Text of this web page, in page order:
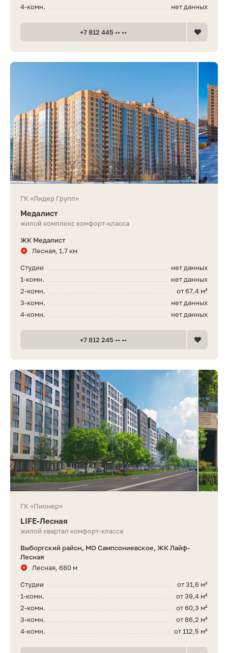
нет данных
4-комн.
+7 812 445 •• ••
ГК «Лидер Групп»
Медалист
жилой комплекс комфорт-класса
ЖК Медалист
Лесная, 1.7 км
нет данных
Студии
нет данных
1-комн.
от 67,4 м²
2-комн.
нет данных
3-комн.
нет данных
4-комн.
+7 812 245 •• ••
ГК «Пионер»
LIFE-Лесная
жилой квартал комфорт-класса
Выборгский район, МО Сампсониевское, ЖК Лайф-
Лесная
Лесная, 680 м
от 31,6 м²
Студии
от 39,4 м²
1-комн.
от 60,3 м²
2-комн.
от 86,2 м²
3-комн.
от 112,5 м²
4-комн.